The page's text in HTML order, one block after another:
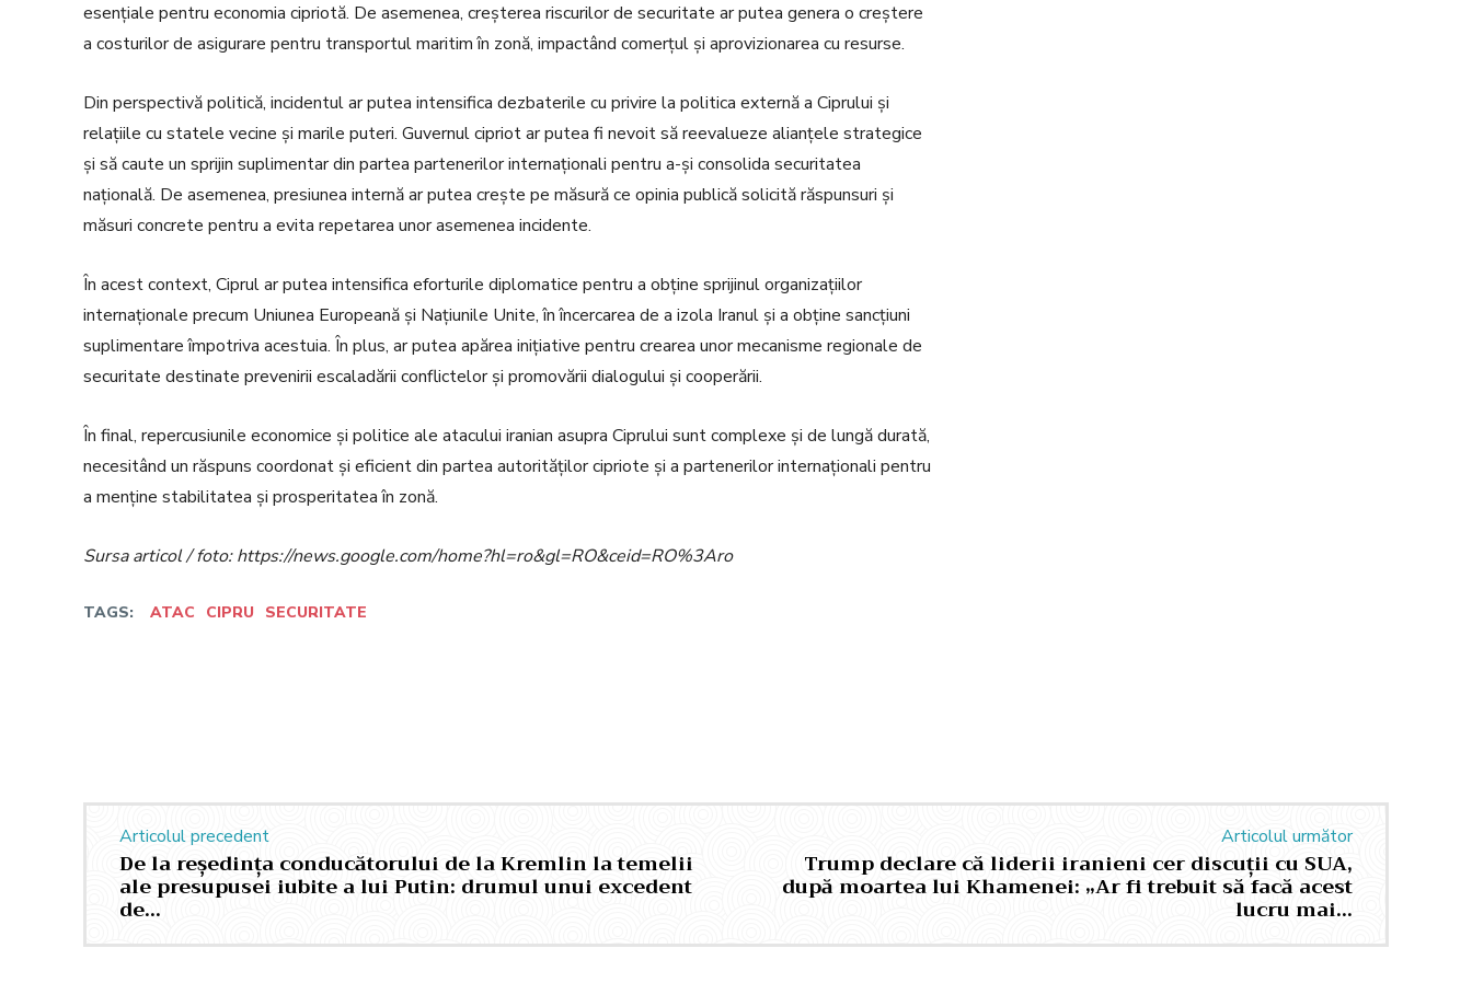
esențiale pentru economia cipriotă. De asemenea, creșterea riscurilor de securitate ar putea genera o creștere
a costurilor de asigurare pentru transportul maritim în zonă, impactând comerțul și aprovizionarea cu resurse.
Din perspectivă politică, incidentul ar putea intensifica dezbaterile cu privire la politica externă a Ciprului și
relațiile cu statele vecine și marile puteri. Guvernul cipriot ar putea fi nevoit să reevalueze alianțele strategice
și să caute un sprijin suplimentar din partea partenerilor internaționali pentru a-și consolida securitatea
națională. De asemenea, presiunea internă ar putea crește pe măsură ce opinia publică solicită răspunsuri și
măsuri concrete pentru a evita repetarea unor asemenea incidente.
În acest context, Ciprul ar putea intensifica eforturile diplomatice pentru a obține sprijinul organizațiilor
internaționale precum Uniunea Europeană și Națiunile Unite, în încercarea de a izola Iranul și a obține sancțiuni
suplimentare împotriva acestuia. În plus, ar putea apărea inițiative pentru crearea unor mecanisme regionale de
securitate destinate prevenirii escaladării conflictelor și promovării dialogului și cooperării.
În final, repercusiunile economice și politice ale atacului iranian asupra Ciprului sunt complexe și de lungă durată,
necesitând un răspuns coordonat și eficient din partea autorităților cipriote și a partenerilor internaționali pentru
a menține stabilitatea și prosperitatea în zonă.
Sursa articol / foto: https://news.google.com/home?hl=ro&gl=RO&ceid=RO%3Aro
TAGS: ATAC CIPRU SECURITATE
Articolul precedent
De la reședința conducătorului de la Kremlin la temelii
ale presupusei iubite a lui Putin: drumul unui excedent
de…
Articolul următor
Trump declare că liderii iranieni cer discuții cu SUA,
după moartea lui Khamenei: „Ar fi trebuit să facă acest
lucru mai…